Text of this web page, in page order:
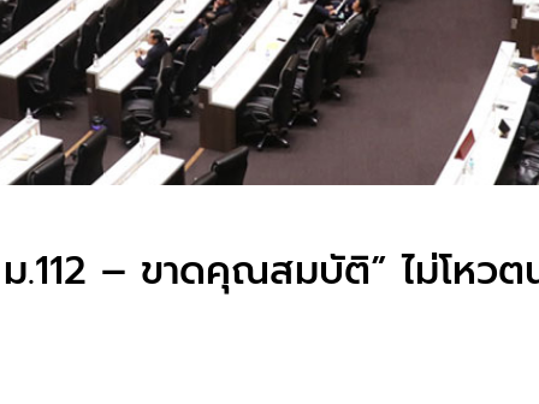
– ขาดคุณสมบัติ” ไม่โหวต